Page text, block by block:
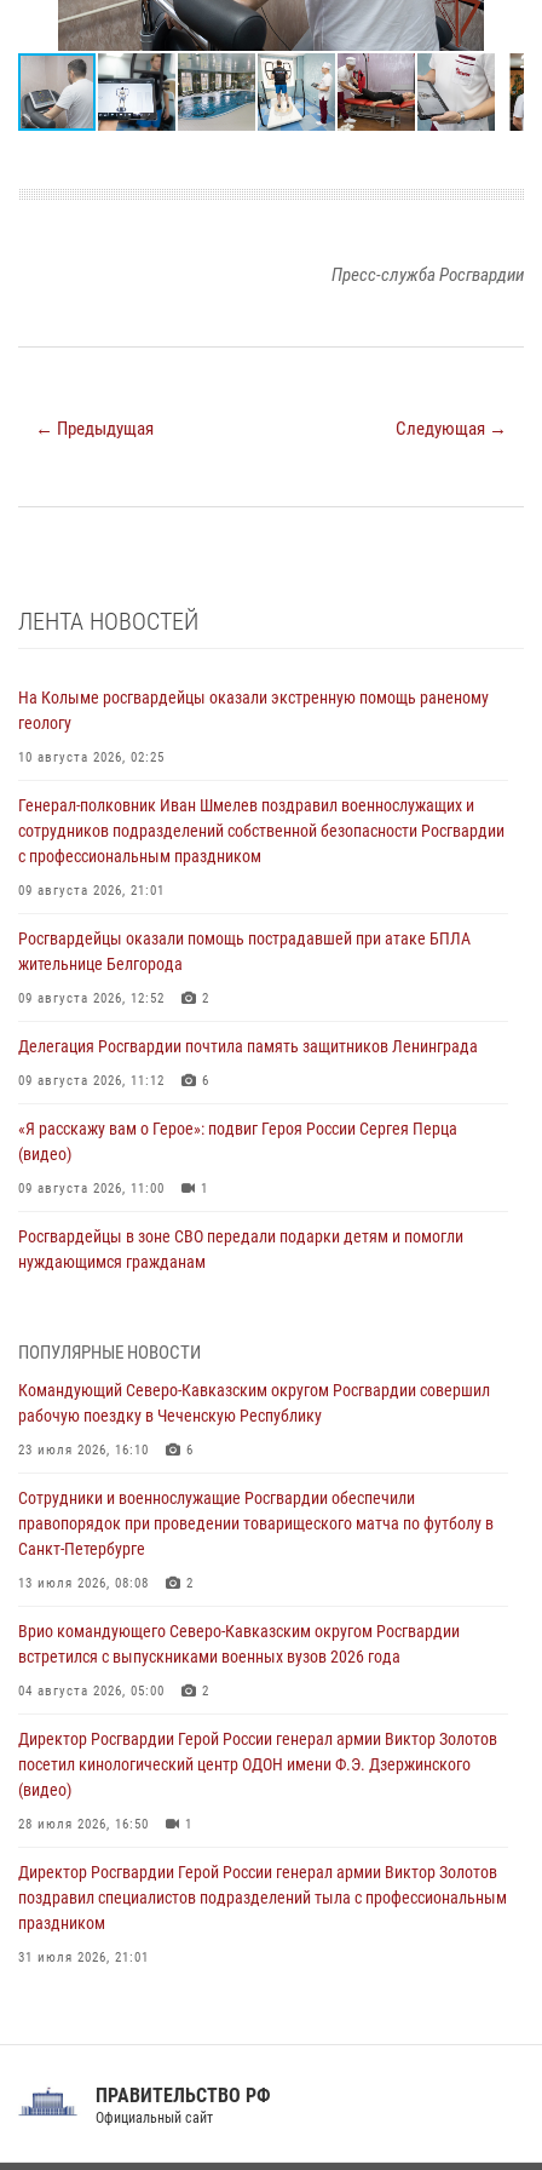
Пресс-служба Росгвардии
← Предыдущая Следующая →
ЛЕНТА НОВОСТЕЙ
На Колыме росгвардейцы оказали экстренную помощь раненому
геологу
10 августа 2026, 02:25
Генерал-полковник Иван Шмелев поздравил военнослужащих и
сотрудников подразделений собственной безопасности Росгвардии
с профессиональным праздником
09 августа 2026, 21:01
Росгвардейцы оказали помощь пострадавшей при атаке БПЛА
жительнице Белгорода
09 августа 2026, 12:52 2
Делегация Росгвардии почтила память защитников Ленинграда
09 августа 2026, 11:12 6
«Я расскажу вам о Герое»: подвиг Героя России Сергея Перца
(видео)
09 августа 2026, 11:00 1
Росгвардейцы в зоне СВО передали подарки детям и помогли
нуждающимся гражданам
В Чеченской Республике пожарные расчеты Росгвардии и МЧС
09 августа 2026, 08:00
В Центральных регионах России продолжается ведомственная
09 августа 2026, 08:00
Лучшие футбольные команды Южного округа Росгвардии
определили на Кубани
В Кузбассе росгвардейцы помогли вернуть горожанке пропавшую
мать
ПОПУЛЯРНЫЕ НОВОСТИ
Командующий Северо-Кавказским округом Росгвардии совершил
рабочую поездку в Чеченскую Республику
23 июля 2026, 16:10 6
Сотрудники и военнослужащие Росгвардии обеспечили
правопорядок при проведении товарищеского матча по футболу в
Санкт-Петербурге
13 июля 2026, 08:08 2
Врио командующего Северо-Кавказским округом Росгвардии
встретился с выпускниками военных вузов 2026 года
04 августа 2026, 05:00 2
Директор Росгвардии Герой России генерал армии Виктор Золотов
посетил кинологический центр ОДОН имени Ф.Э. Дзержинского
(видео)
28 июля 2026, 16:50 1
Директор Росгвардии Герой России генерал армии Виктор Золотов
поздравил специалистов подразделений тыла с профессиональным
праздником
31 июля 2026, 21:01
Праздник «Один день с Росгвардией» к 105-летию Центрального
ПРАВИТЕЛЬСТВО РФ
Официальный сайт